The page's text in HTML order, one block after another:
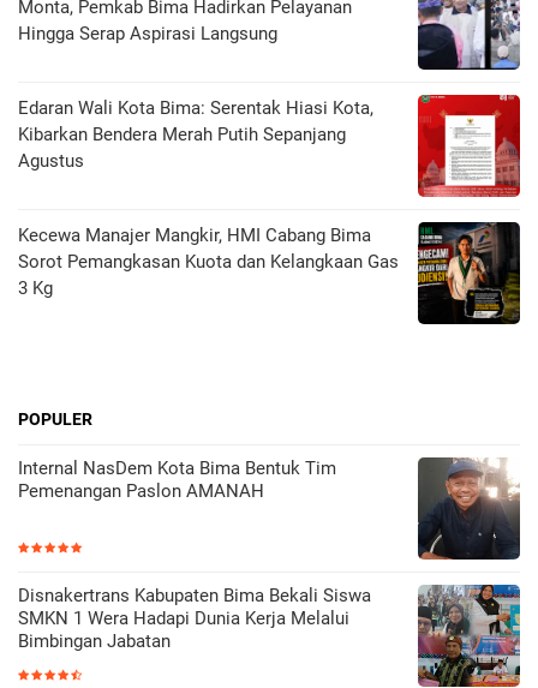
Monta, Pemkab Bima Hadirkan Pelayanan
Hingga Serap Aspirasi Langsung
Edaran Wali Kota Bima: Serentak Hiasi Kota,
Kibarkan Bendera Merah Putih Sepanjang
Agustus
Kecewa Manajer Mangkir, HMI Cabang Bima
Sorot Pemangkasan Kuota dan Kelangkaan Gas
3 Kg
POPULER
Internal NasDem Kota Bima Bentuk Tim
Pemenangan Paslon AMANAH
Disnakertrans Kabupaten Bima Bekali Siswa
SMKN 1 Wera Hadapi Dunia Kerja Melalui
Bimbingan Jabatan